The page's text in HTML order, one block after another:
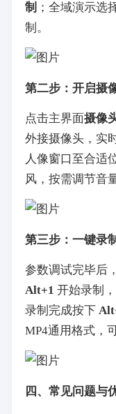
制 ；全域演示选
制。
第二步：开启摄
点击主界面摄像
外接摄像头，实
人像窗口至合适
风，按需调节音
第三步：一键录
参数调试完毕后
Alt+1 开始录制
录制完成按下
MP4通用格式，
四、常见问题与